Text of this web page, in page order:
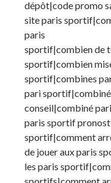
dépôt|code promo
site paris
paris
sportif|combien de
sportif|combien
sportif|combines
pari
conseil|combiné
paris sportif
sportif|comment
de jouer aux paris
les paris
sportifs|comment